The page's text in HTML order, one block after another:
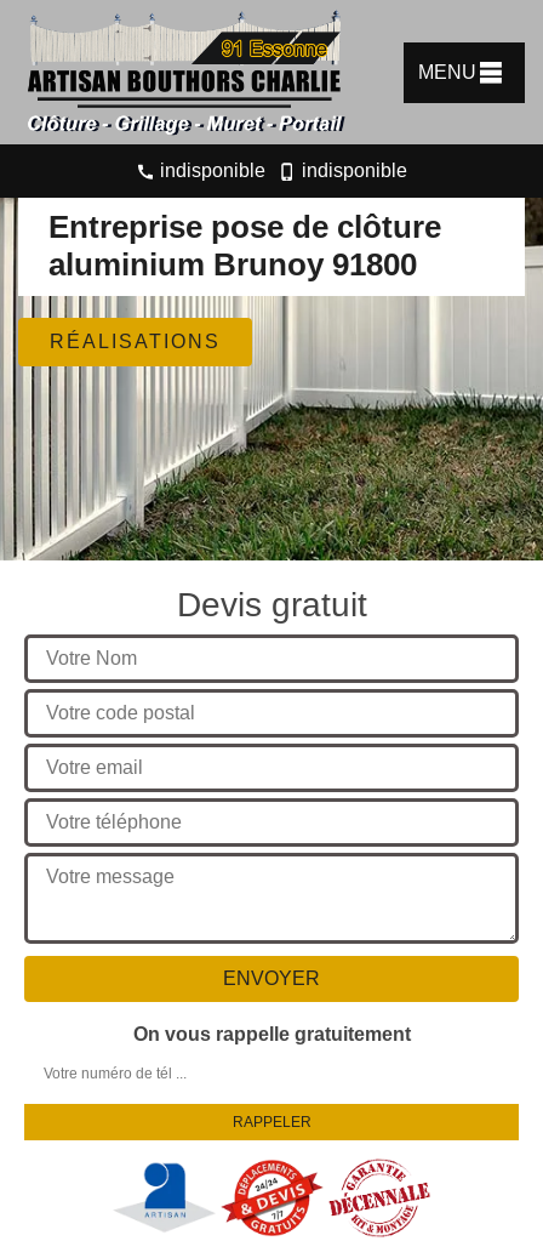
MENU
indisponible indisponible
Entreprise pose de clôture
aluminium Brunoy 91800
RÉALISATIONS
Devis gratuit
On vous rappelle gratuitement